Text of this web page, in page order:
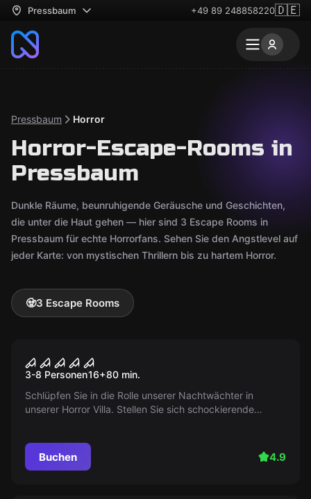
Pressbaum +49 89 248858220🇩🇪
Pressbaum Horror
Horror-Escape-Rooms in
Pressbaum
Dunkle Räume, beunruhigende Geräusche und Geschichten,
die unter die Haut gehen — hier sind 3 Escape Rooms in
Pressbaum für echte Horrorfans. Sehen Sie den Angstlevel auf
jeder Karte: von mystischen Thrillern bis zu hartem Horror.
🧟3 Escape Rooms
Night experience
3-8 Personen16+80 min.
Schlüpfen Sie in die Rolle unserer Nachtwächter in
unserer Horror Villa. Stellen Sie sich schockierende
Buchen 4.9